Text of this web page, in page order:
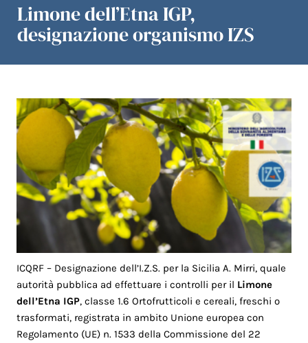
Limone dell’Etna IGP,
designazione organismo IZS
ICQRF – Designazione dell’I.Z.S. per la Sicilia A. Mirri, quale
autorità pubblica ad effettuare i controlli per il Limone
dell’Etna IGP, classe 1.6 Ortofrutticoli e cereali, freschi o
trasformati, registrata in ambito Unione europea con
Regolamento (UE) n. 1533 della Commissione del 22